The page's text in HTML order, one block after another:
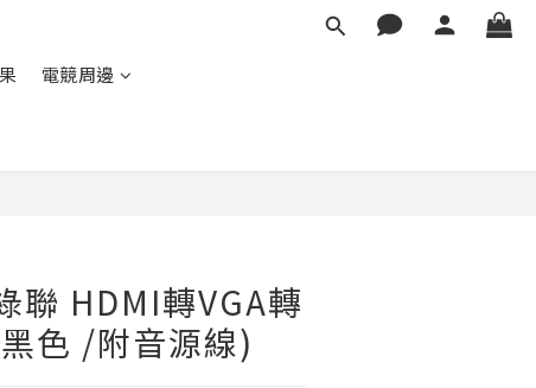
電競周邊
聯 HDMI轉VGA轉
色 /附音源線)